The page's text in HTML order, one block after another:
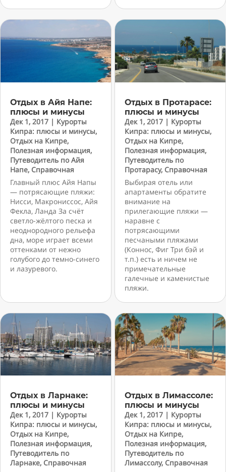
Отдых в Айя Напе:
плюсы и минусы
Дек 1, 2017 | Курорты
Кипра: плюсы и минусы,
Отдых на Кипре,
Полезная информация,
Путеводитель по Айя
Напе, Справочная
Главный плюс Айя Напы
— потрясающие пляжи:
Нисси, Макрониссос, Айя
Фекла, Ланда За счёт
светло-жёлтого песка и
неоднородного рельефа
дна, море играет всеми
оттенками от нежно
голубого до темно-синего
и лазуревого.
Отдых в Протарасе:
плюсы и минусы
Дек 1, 2017 | Курорты
Кипра: плюсы и минусы,
Отдых на Кипре,
Полезная информация,
Путеводитель по
Протарасу, Справочная
Выбирая отель или
апартаменты обратите
внимание на
прилегающие пляжи —
наравне с
потрясающими
песчаными пляжами
(Коннос, Фиг Три бэй и
т.п.) есть и ничем не
примечательные
галечные и каменистые
пляжи.
Отдых в Ларнаке:
плюсы и минусы
Дек 1, 2017 | Курорты
Кипра: плюсы и минусы,
Отдых на Кипре,
Полезная информация,
Путеводитель по
Ларнаке, Справочная
Отдых в Лимассоле:
плюсы и минусы
Дек 1, 2017 | Курорты
Кипра: плюсы и минусы,
Отдых на Кипре,
Полезная информация,
Путеводитель по
Лимассолу, Справочная